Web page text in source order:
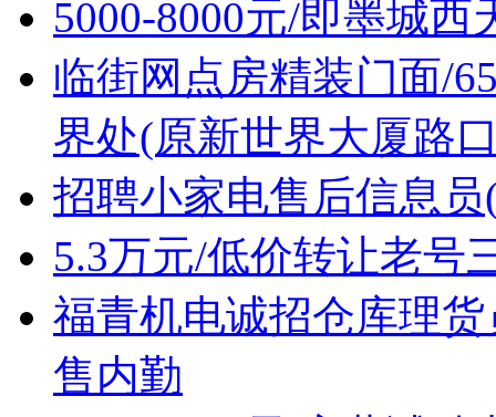
5000-8000元/即墨城
临街网点房精装门面/
界处(原新世界大厦路
招聘小家电售后信息
5.3万元/低价转让老号
福青机电诚招仓库理
售内勤